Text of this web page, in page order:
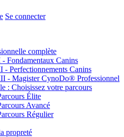
Se connecter
complète
Fondamentaux Canins
- Perfectionnements Canins
- Magister CynoDo® Professionnel
: Choisissez votre parcours
Élite
Avancé
Régulier
propreté